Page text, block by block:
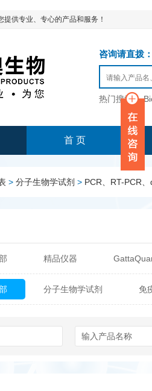
提供专业、专心的产品和服务！
咨询请直拨
热门搜索：
首 页
> 分子生物学试剂 > PCR、RT-PCR
精品仪器
Biochem Sterlitech
分子生物学试剂 免